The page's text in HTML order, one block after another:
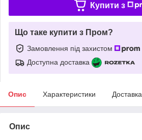
Купити з
Що таке купити з Пром?
Замовлення під захистом
Доступна доставка
Опис Характеристики Доставка
Опис